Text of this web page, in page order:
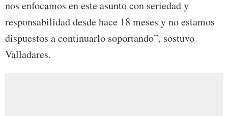
nos enfocamos en este asunto con seriedad y
responsabilidad desde hace 18 meses y no estamos
dispuestos a continuarlo soportando”, sostuvo
Valladares.